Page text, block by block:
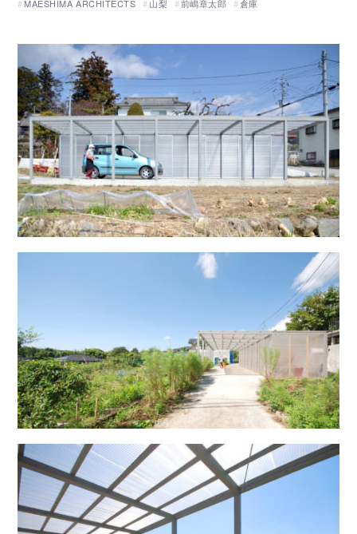
MAESHIMA ARCHITECTS
山梨 前嶋章太郎 倉庫